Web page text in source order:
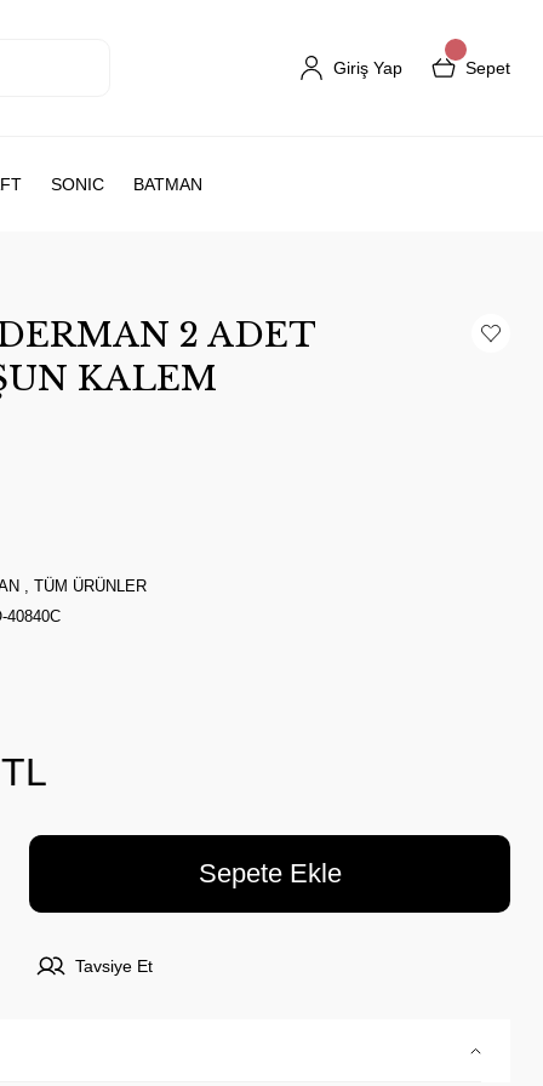
Giriş Yap Sepet
SONIC BATMAN
2 ADET
KALEM
, TÜM ÜRÜNLER
40840C
Sepete Ekle
Tavsiye Et